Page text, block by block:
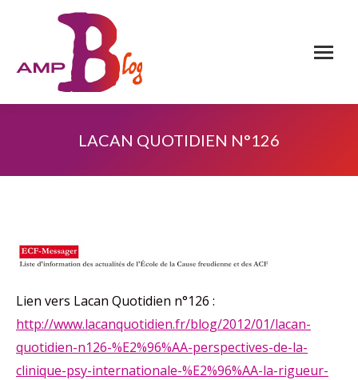
LACAN QUOTIDIEN N°126
Lien vers Lacan Quotidien n°126 :
http://www.lacanquotidien.fr/blog/2012/01/lacan-
quotidien-n126-%E2%96%AA-perspectives-de-la-
clinique-psy-internationale-%E2%96%AA-la-rigueur-